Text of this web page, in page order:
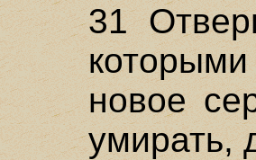
31
новое
умирать,